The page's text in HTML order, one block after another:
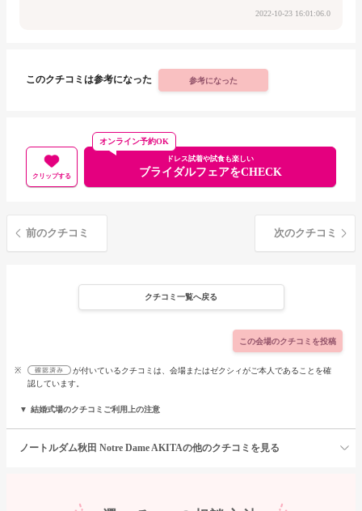
2022-10-23 16:01:06.0
このクチコミは参考になった 参考になった
クリップする
ドレス試着や試食も楽しい
ブライダルフェアをCHECK
オンライン予約OK
前のクチコミ 次のクチコミ
クチコミ一覧へ戻る
この会場のクチコミを投稿
※
が付いているクチコミは、会場またはゼクシィがご本人であることを確
認しています。
結婚式場のクチコミご利用上の注意
ノートルダム秋田 Notre Dame AKITAの他のクチコミを見る